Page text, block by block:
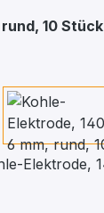
10 Stück